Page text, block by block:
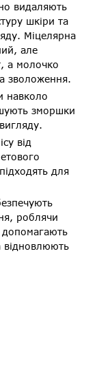
видаляють
шкіри та
Міцелярна
але
а молочко
зволоження.
навколо
зморшки
від
для
роблячи
відновлюють